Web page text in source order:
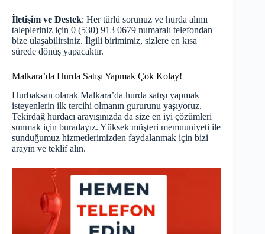
İletişim ve Destek: Her türlü sorunuz ve hurda alımı
talepleriniz için 0 (530) 913 0679 numaralı telefondan
bize ulaşabilirsiniz. İlgili birimimiz, sizlere en kısa
sürede dönüş yapacaktır.
Malkara’da Hurda Satışı Yapmak Çok Kolay!
Hurbaksan olarak Malkara’da hurda satışı yapmak
isteyenlerin ilk tercihi olmanın gururunu yaşıyoruz.
Tekirdağ hurdacı arayışınızda da size en iyi çözümleri
sunmak için buradayız. Yüksek müşteri memnuniyeti ile
sunduğumuz hizmetlerimizden faydalanmak için bizi
arayın ve teklif alın.